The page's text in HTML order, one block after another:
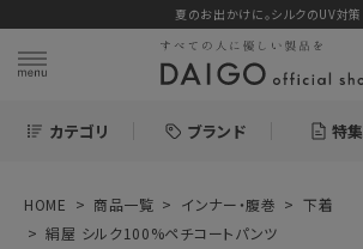
夏のお出かけに。シルクのUV対策
カテゴリ ブランド 特集
search
HOME 商品一覧 インナー・腹巻
下着
絹屋 シルク100%ペチコートパンツ